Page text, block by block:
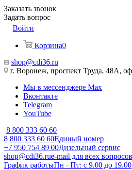
Заказать звонок
Задать вопрос
Войти
Корзина0
shop@cdi36.ru
г. Воронеж, проспект Труда, 48А,
Мы в мессенджере Max
Вконтакте
Telegram
YouTube
8 800 333 60 60
8 800 333 60 60Единый номер
+7 950 754 89 00Дизельный сервис
shop@cdi36.rue-mail для всех вопросов
График работыПн - Пт: с 9.00 до 19.00